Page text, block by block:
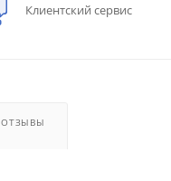
Клиентский сервис
ОТЗЫВЫ